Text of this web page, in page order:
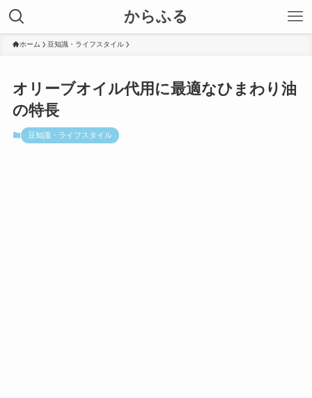
からふる
ホーム 豆知識・ライフスタイル
オリーブオイル代用に最適なひまわり油
の特長
豆知識・ライフスタイル